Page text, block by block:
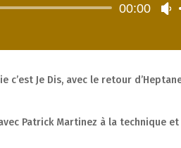
Lecteur
00:00
Je Dis, avec le retour
Patrick Martinez à la technique